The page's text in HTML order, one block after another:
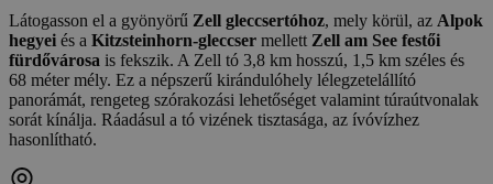
Látogasson el a gyönyörű Zell gleccsertóhoz, mely körül, az Alpok
hegyei és a Kitzsteinhorn-gleccser mellett Zell am See festői
fürdővárosa is fekszik. A Zell tó 3,8 km hosszú, 1,5 km széles és
68 méter mély. Ez a népszerű kirándulóhely lélegzetelállító
panorámát, rengeteg szórakozási lehetőséget valamint túraútvonalak
sorát kínálja. Ráadásul a tó vizének tisztasága, az ívóvízhez
hasonlítható.